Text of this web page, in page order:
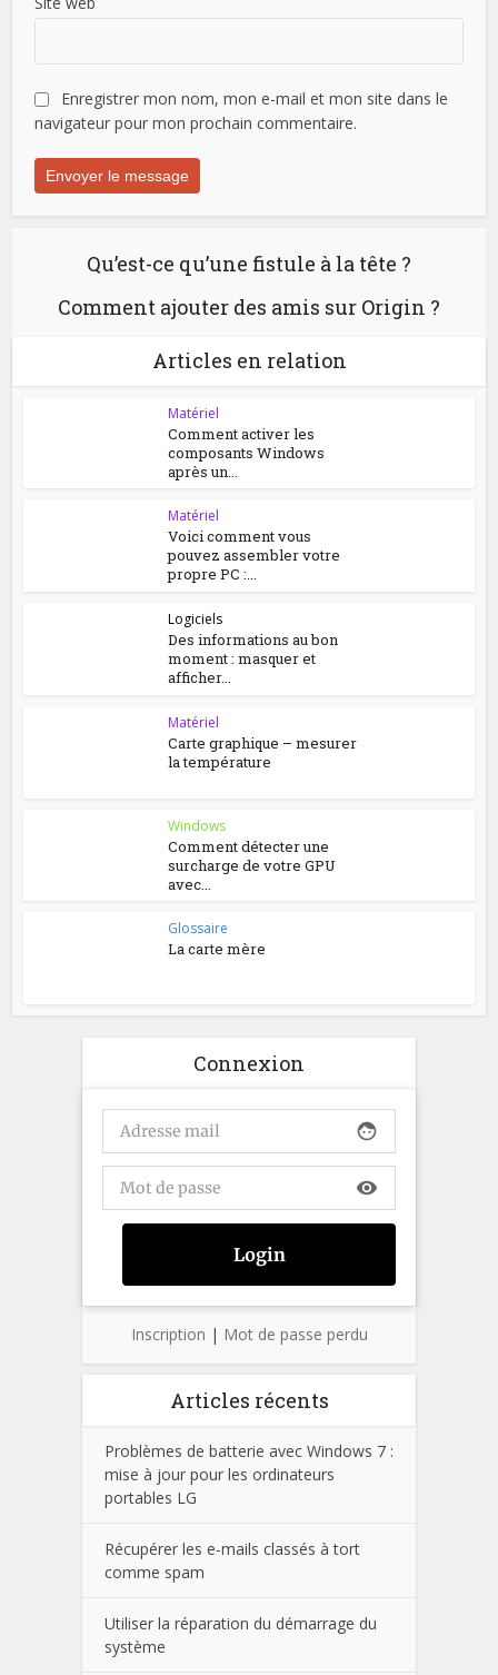
Enregistrer mon nom, mon e-mail et mon site dans le
navigateur pour mon prochain commentaire.
Qu’est-ce qu’une fistule à la tête ?
Comment ajouter des amis sur Origin ?
Articles en relation
Matériel
Comment activer les
composants Windows
après un...
Matériel
Voici comment vous
pouvez assembler votre
propre PC :...
Logiciels
Des informations au bon
moment : masquer et
afficher...
Matériel
Carte graphique – mesurer
la température
Windows
Comment détecter une
surcharge de votre GPU
avec...
Glossaire
La carte mère
Connexion
face
visibility
Inscription | Mot de passe perdu
Articles récents
Problèmes de batterie avec Windows 7 :
mise à jour pour les ordinateurs
portables LG
Récupérer les e-mails classés à tort
comme spam
Utiliser la réparation du démarrage du
système